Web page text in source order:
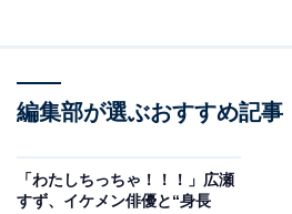
編集部が選ぶおすすめ記事
「わたしちっちゃ！！！」広瀬
すず、イケメン俳優と“身長